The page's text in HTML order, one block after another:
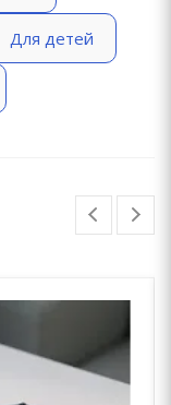
Для детей